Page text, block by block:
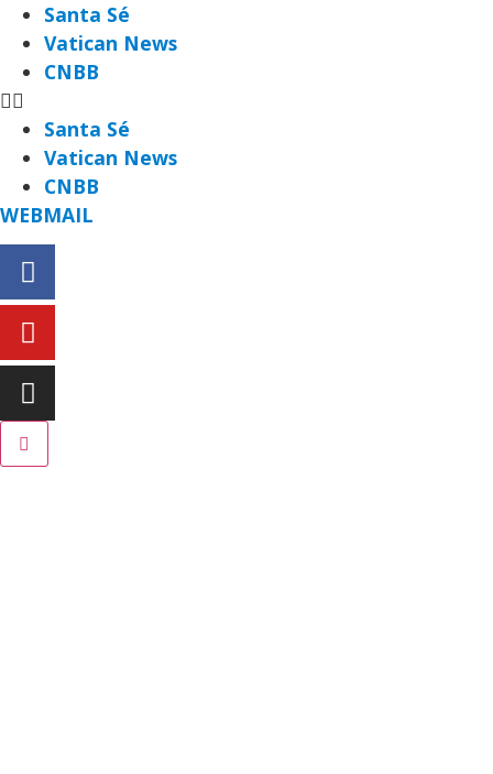
Santa Sé
Vatican News
CNBB
Santa Sé
Vatican News
CNBB
WEBMAIL